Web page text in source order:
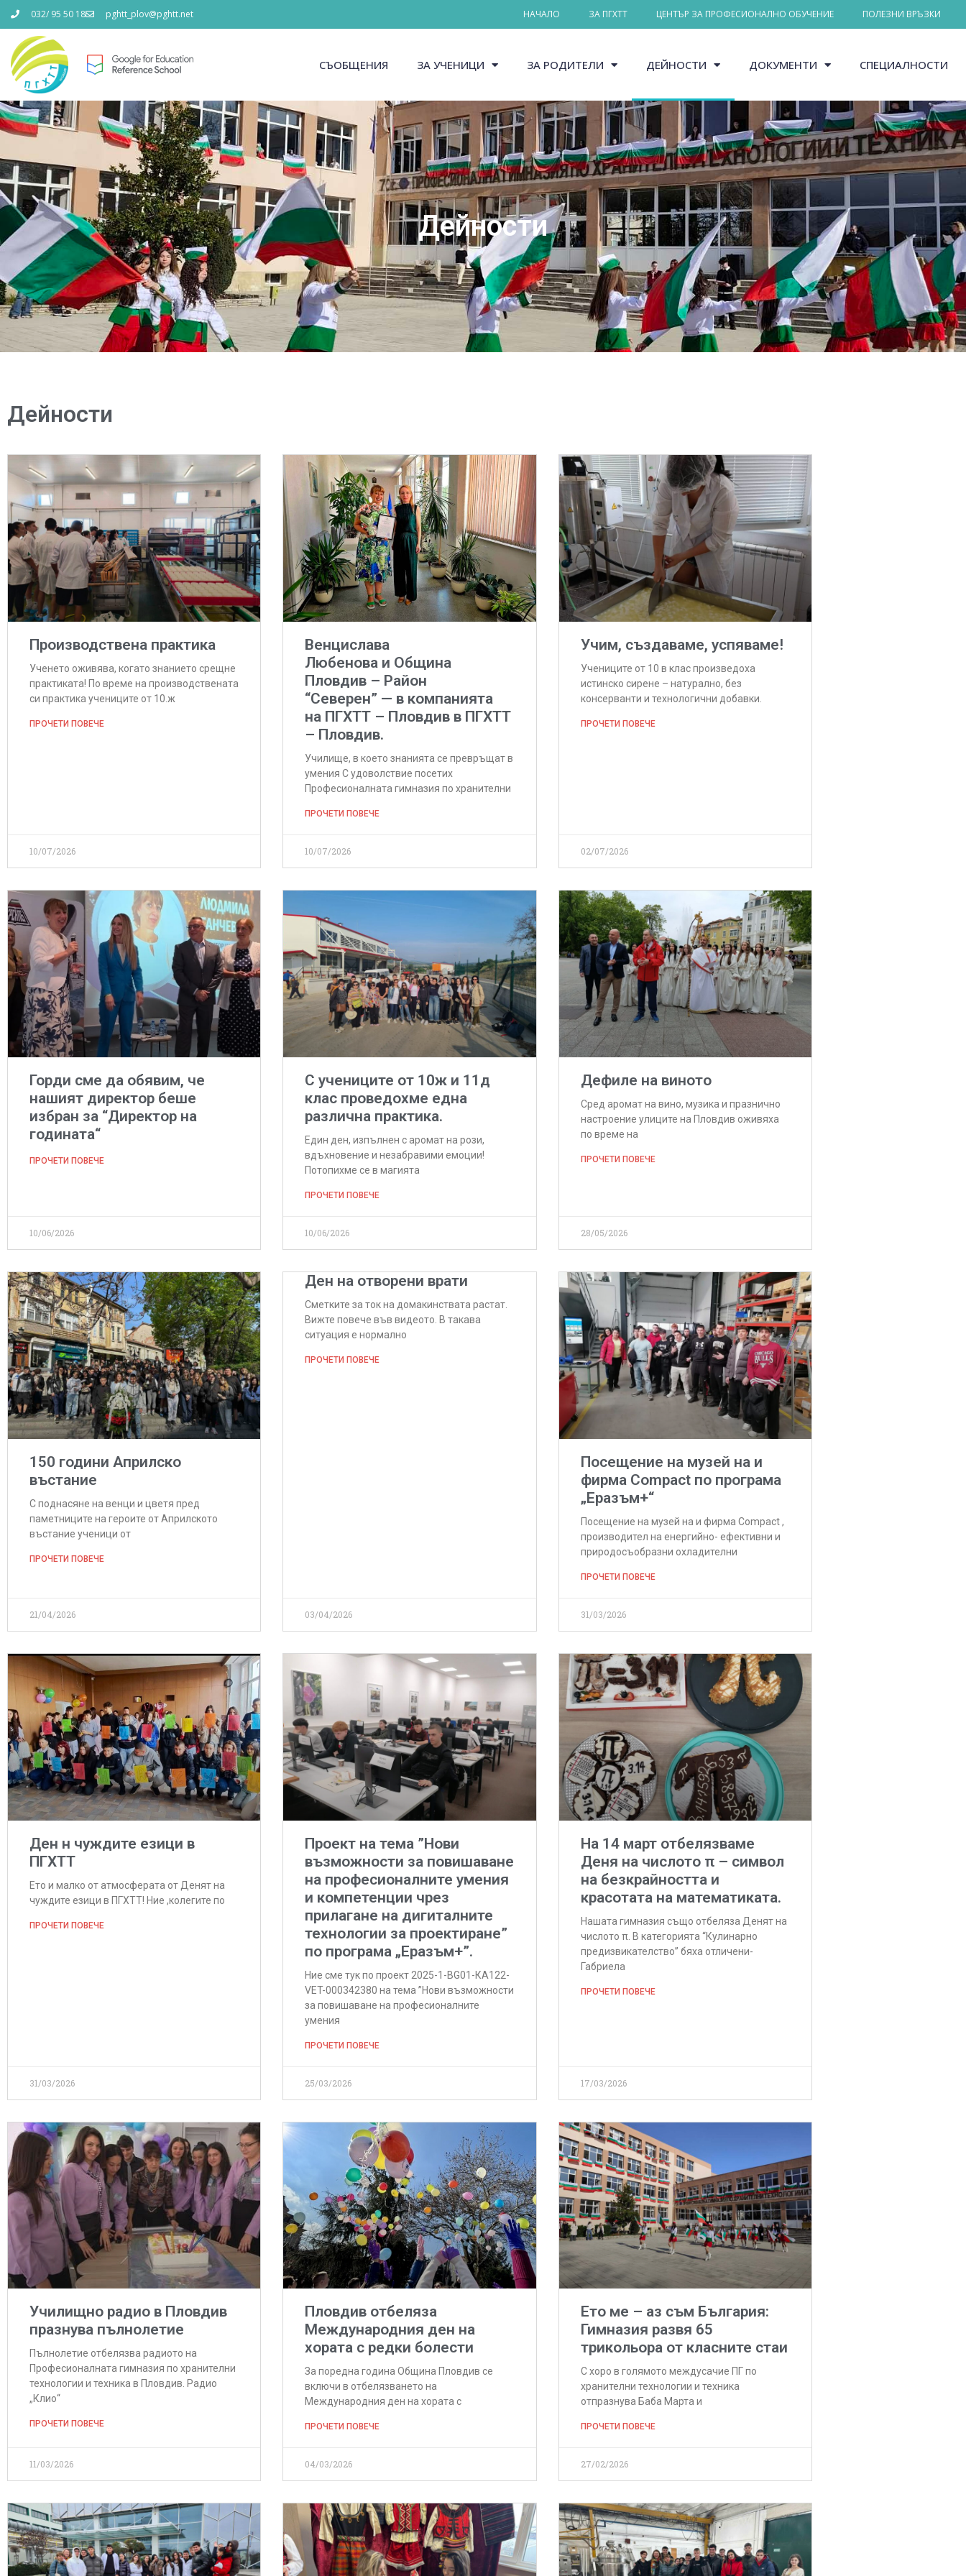
032/ 95 50 18 pghtt_plov@pghtt.net НАЧАЛО ЗА ПГХТТ ЦЕНТЪР ЗА ПРОФЕСИОНАЛНО ОБУЧЕНИЕ ПОЛЕЗНИ ВРЪЗКИ
СЪОБЩЕНИЯ ЗА УЧЕНИЦИ ЗА РОДИТЕЛИ ДЕЙНОСТИ ДОКУМЕНТИ СПЕЦИАЛНОСТИ
Дейности
Дейности
Производствена практика
Ученето оживява, когато знанието срещне
практиката! По време на производствената
си практика учениците от 10.ж
ПРОЧЕТИ ПОВЕЧЕ
10/07/2026
Венцислава
Любенова и Община
Пловдив – Район
“Северен” — в компанията
на ПГХТТ – Пловдив в ПГХТТ
– Пловдив.
Училище, в което знанията се превръщат в
умения С удоволствие посетих
Професионалната гимназия по хранителни
ПРОЧЕТИ ПОВЕЧЕ
10/07/2026
Учим, създаваме, успяваме!
Учениците от 10 в клас произведоха
истинско сирене – натурално, без
консерванти и технологични добавки.
ПРОЧЕТИ ПОВЕЧЕ
02/07/2026
Горди сме да обявим, че
нашият директор беше
избран за “Директор на
годината“
ПРОЧЕТИ ПОВЕЧЕ
10/06/2026
С учениците от 10ж и 11д
клас проведохме една
различна практика.
Един ден, изпълнен с аромат на рози,
вдъхновение и незабравими емоции!
Потопихме се в магията
ПРОЧЕТИ ПОВЕЧЕ
10/06/2026
Дефиле на виното
Сред аромат на вино, музика и празнично
настроение улиците на Пловдив оживяха
по време на
ПРОЧЕТИ ПОВЕЧЕ
28/05/2026
150 години Априлско
въстание
С поднасяне на венци и цветя пред
паметниците на героите от Априлското
въстание ученици от
ПРОЧЕТИ ПОВЕЧЕ
21/04/2026
Ден на отворени врати
Сметките за ток на домакинствата растат.
Вижте повече във видеото. В такава
ситуация е нормално
ПРОЧЕТИ ПОВЕЧЕ
03/04/2026
Посещение на музей на и
фирма Compact по програма
„Еразъм+“
Посещение на музей на и фирма Compact ,
производител на енергийно- ефективни и
природосъобразни охладителни
ПРОЧЕТИ ПОВЕЧЕ
31/03/2026
Ден н чуждите езици в
ПГХТТ
Ето и малко от атмосферата от Денят на
чуждите езици в ПГХТТ! Ние ,колегите по
ПРОЧЕТИ ПОВЕЧЕ
31/03/2026
Проект на тема ”Нови
възможности за повишаване
на професионалните умения
и компетенции чрез
прилагане на дигиталните
технологии за проектиране”
по програма „Еразъм+”.
Ние сме тук по проект 2025-1-BG01-КА122-
VET-000342380 на тема ”Нови възможности
за повишаване на професионалните
умения
ПРОЧЕТИ ПОВЕЧЕ
25/03/2026
На 14 март отбелязваме
Деня на числото π – символ
на безкрайността и
красотата на математиката.
Нашата гимназия също отбеляза Денят на
числото π. В категорията “Кулинарно
предизвикателство” бяха отличени-
Габриела
ПРОЧЕТИ ПОВЕЧЕ
17/03/2026
Училищно радио в Пловдив
празнува пълнолетие
Пълнолетие отбелязва радиото на
Професионалната гимназия по хранителни
технологии и техника в Пловдив. Радио
„Клио“
ПРОЧЕТИ ПОВЕЧЕ
11/03/2026
Пловдив отбеляза
Международния ден на
хората с редки болести
За поредна година Община Пловдив се
включи в отбелязването на
Международния ден на хората с
ПРОЧЕТИ ПОВЕЧЕ
04/03/2026
Ето ме – аз съм България:
Гимназия развя 65
трикольора от класните стаи
С хоро в голямото междусачие ПГ по
хранителни технологии и техника
отпразнува Баба Марта и
ПРОЧЕТИ ПОВЕЧЕ
27/02/2026